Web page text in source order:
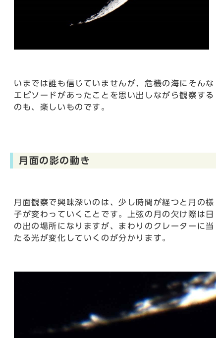
いまでは誰も信じていませんが、危機の海にそんな
エピソードがあったことを思い出しながら観察する
のも、楽しいものです。
月面の影の動き
月面観察で興味深いのは、少し時間が経つと月の様
子が変わっていくことです。上弦の月の欠け際は日
の出の場所になりますが、まわりのクレーターに当
たる光が変化していくのが分かります。